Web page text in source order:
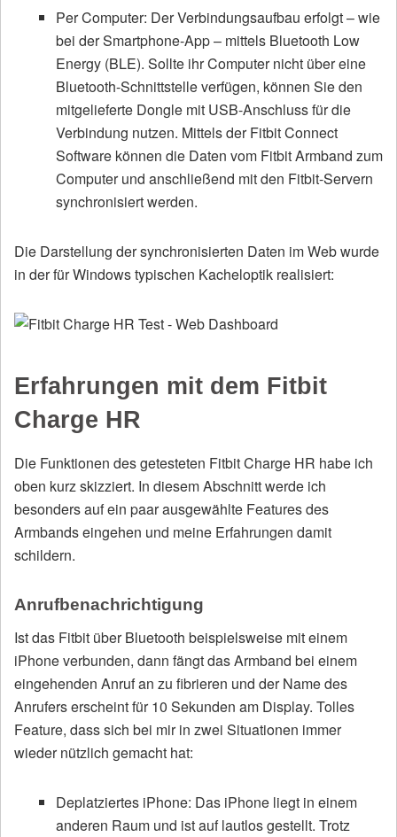
Per Computer: Der Verbindungsaufbau erfolgt – wie
bei der Smartphone-App – mittels Bluetooth Low
Energy (BLE). Sollte ihr Computer nicht über eine
Bluetooth-Schnittstelle verfügen, können Sie den
mitgelieferte Dongle mit USB-Anschluss für die
Verbindung nutzen. Mittels der Fitbit Connect
Software können die Daten vom Fitbit Armband zum
Computer und anschließend mit den Fitbit-Servern
synchronisiert werden.
Die Darstellung der synchronisierten Daten im Web wurde
in der für Windows typischen Kacheloptik realisiert:
Erfahrungen mit dem Fitbit
Charge HR
Die Funktionen des getesteten Fitbit Charge HR habe ich
oben kurz skizziert. In diesem Abschnitt werde ich
besonders auf ein paar ausgewählte Features des
Armbands eingehen und meine Erfahrungen damit
schildern.
Anrufbenachrichtigung
Ist das Fitbit über Bluetooth beispielsweise mit einem
iPhone verbunden, dann fängt das Armband bei einem
eingehenden Anruf an zu fibrieren und der Name des
Anrufers erscheint für 10 Sekunden am Display. Tolles
Feature, dass sich bei mir in zwei Situationen immer
wieder nützlich gemacht hat:
Deplatziertes iPhone: Das iPhone liegt in einem
anderen Raum und ist auf lautlos gestellt. Trotz